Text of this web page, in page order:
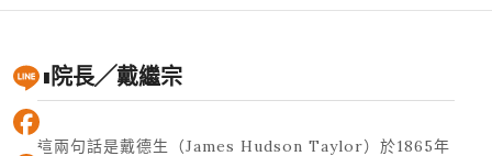
■院長╱戴繼宗
這兩句話是戴德生（James Hudson Taylor）於1865年
Line